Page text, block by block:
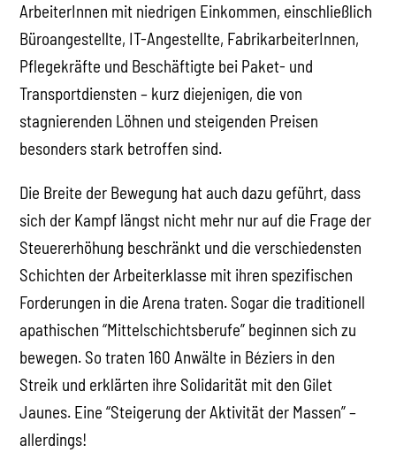
ArbeiterInnen mit niedrigen Einkommen, einschließlich
Büroangestellte, IT-Angestellte, FabrikarbeiterInnen,
Pflegekräfte und Beschäftigte bei Paket- und
Transportdiensten – kurz diejenigen, die von
stagnierenden Löhnen und steigenden Preisen
besonders stark betroffen sind.
Die Breite der Bewegung hat auch dazu geführt, dass
sich der Kampf längst nicht mehr nur auf die Frage der
Steuererhöhung beschränkt und die verschiedensten
Schichten der Arbeiterklasse mit ihren spezifischen
Forderungen in die Arena traten. Sogar die traditionell
apathischen “Mittelschichtsberufe” beginnen sich zu
bewegen. So traten 160 Anwälte in Béziers in den
Streik und erklärten ihre Solidarität mit den Gilet
Jaunes. Eine “Steigerung der Aktivität der Massen” –
allerdings!